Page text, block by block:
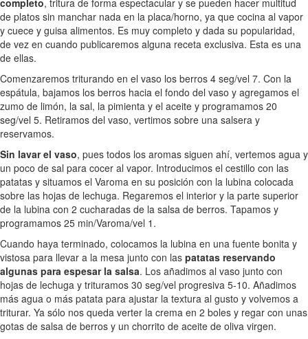
completo, tritura de forma espectacular y se pueden hacer multitud
de platos sin manchar nada en la placa/horno, ya que cocina al vapor
y cuece y guisa alimentos. Es muy completo y dada su popularidad,
de vez en cuando publicaremos alguna receta exclusiva. Esta es una
de ellas.
Comenzaremos triturando en el vaso los berros 4 seg/vel 7. Con la
espátula, bajamos los berros hacia el fondo del vaso y agregamos el
zumo de limón, la sal, la pimienta y el aceite y programamos 20
seg/vel 5. Retiramos del vaso, vertimos sobre una salsera y
reservamos.
Sin lavar el vaso, pues todos los aromas siguen ahí, vertemos agua y
un poco de sal para cocer al vapor. Introducimos el cestillo con las
patatas y situamos el Varoma en su posición con la lubina colocada
sobre las hojas de lechuga. Regaremos el interior y la parte superior
de la lubina con 2 cucharadas de la salsa de berros. Tapamos y
programamos 25 min/Varoma/vel 1.
Cuando haya terminado, colocamos la lubina en una fuente bonita y
vistosa para llevar a la mesa junto con las patatas reservando
algunas para espesar la salsa. Los añadimos al vaso junto con
hojas de lechuga y trituramos 30 seg/vel progresiva 5-10. Añadimos
más agua o más patata para ajustar la textura al gusto y volvemos a
triturar. Ya sólo nos queda verter la crema en 2 boles y regar con unas
gotas de salsa de berros y un chorrito de aceite de oliva virgen.